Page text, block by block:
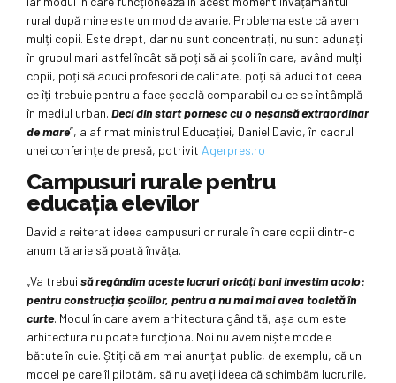
rural după mine este un mod de avarie. Problema este că avem
mulți copii. Este drept, dar nu sunt concentrați, nu sunt adunați
în grupul mari astfel încât să poți să ai școli în care, având mulți
copii, poți să aduci profesori de calitate, poți să aduci tot ceea
ce îți trebuie pentru a face școală comparabil cu ce se întâmplă
în mediul urban. Deci din start pornesc cu o neșansă extraordinar
de mare”, a afirmat ministrul Educației, Daniel David, în cadrul
unei conferințe de presă, potrivit Agerpres.ro
Campusuri rurale pentru
educația elevilor
David a reiterat ideea campusurilor rurale în care copii dintr-o
anumită arie să poată învăța.
„Va trebui să regândim aceste lucruri oricâți bani investim acolo:
pentru construcția școlilor, pentru a nu mai mai avea toaletă în
curte. Modul în care avem arhitectura gândită, așa cum este
arhitectura nu poate funcționa. Noi nu avem niște modele
bătute în cuie. Știți că am mai anunțat public, de exemplu, că un
model pe care îl pilotăm, să nu aveți ideea că schimbăm lucrurile,